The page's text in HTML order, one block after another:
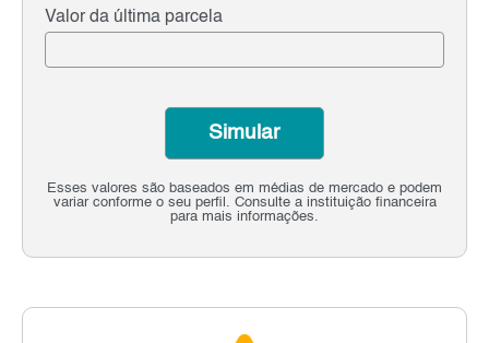
Valor da última parcela
Esses valores são baseados em médias de mercado e podem
variar conforme o seu perfil. Consulte a instituição financeira
para mais informações.
Simular